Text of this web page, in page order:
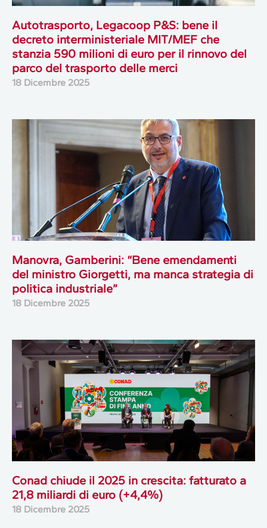
Autotrasporto, Legacoop P&S: bene il
decreto interministeriale MIT/MEF che
stanzia 590 milioni di euro per il rinnovo del
parco del trasporto delle merci
18 Dicembre 2025
Manovra, Gamberini: “Bene emendamenti
del ministro Giorgetti, ma manca strategia di
politica industriale”
18 Dicembre 2025
Conad chiude il 2025 in crescita: fatturato a
21,8 miliardi di euro (+4,4%)
18 Dicembre 2025